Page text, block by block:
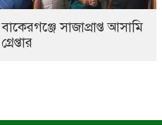
বাকেরগঞ্জে সাজাপ্রাপ্ত আসামি
গ্রেপ্তার